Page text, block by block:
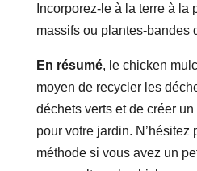
Incorporez-le à la terre à la
massifs ou plantes-bandes
En résumé, le chicken
moyen de recycler les
déchets verts et de créer
pour votre jardin. N’hésitez
méthode si vous avez un